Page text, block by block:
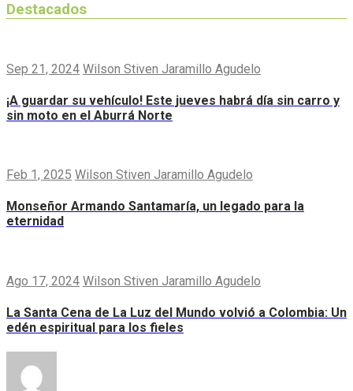
Destacados
Sep 21, 2024 Wilson Stiven Jaramillo Agudelo
¡A guardar su vehículo! Este jueves habrá día sin carro y
sin moto en el Aburrá Norte
Feb 1, 2025 Wilson Stiven Jaramillo Agudelo
Monseñor Armando Santamaría, un legado para la
eternidad
Ago 17, 2024 Wilson Stiven Jaramillo Agudelo
La Santa Cena de La Luz del Mundo volvió a Colombia: Un
edén espiritual para los fieles